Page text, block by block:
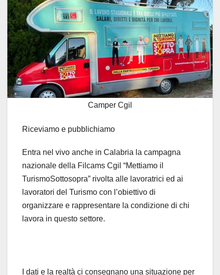
Camper Cgil
Riceviamo e pubblichiamo
Entra nel vivo anche in Calabria la campagna
nazionale della Filcams Cgil “Mettiamo il
TurismoSottosopra” rivolta alle lavoratrici ed ai
lavoratori del Turismo con l’obiettivo di
organizzare e rappresentare la condizione di chi
lavora in questo settore.
I dati e la realtà ci consegnano una situazione per